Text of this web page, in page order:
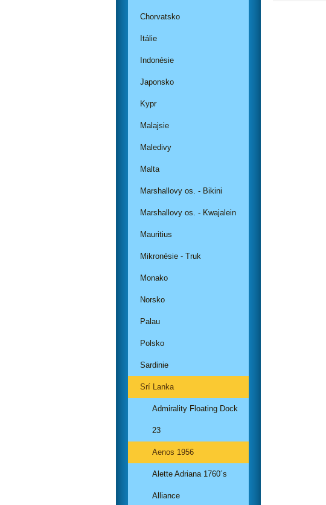
Chorvatsko
Itálie
Indonésie
Japonsko
Kypr
Malajsie
Maledivy
Malta
Marshallovy os. - Bikini
Marshallovy os. - Kwajalein
Mauritius
Mikronésie - Truk
Monako
Norsko
Palau
Polsko
Sardinie
Srí Lanka
Admirality Floating Dock
23
Aenos 1956
Alette Adriana 1760´s
Alliance